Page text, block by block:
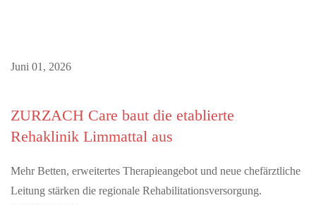
Juni 01, 2026
ZURZACH Care baut die etablierte
Rehaklinik Limmattal aus
Mehr Betten, erweitertes Therapieangebot und neue chefärztliche
Leitung stärken die regionale Rehabilitationsversorgung.